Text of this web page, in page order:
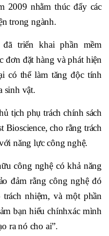
2009 nhằm thúc đẩy các
trong ngành.
triển khai phần mềm
đơn đặt hàng và phát hiện
có thể làm tăng độc tính
sinh vật.
tịch phụ trách chính sách
Bioscience, cho rằng trách
năng lực công nghệ.
công nghệ có khả năng
đảm rằng công nghệ đó
nhiệm, và một phần
bạn hiểu chínhxác mình
ra nó cho ai”.